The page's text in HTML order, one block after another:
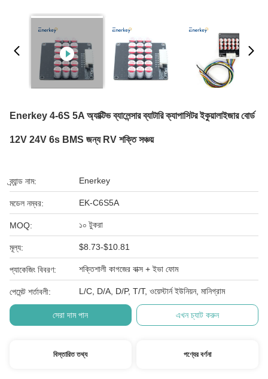
Enerkey 4-6S 5A অ্যাক্টিভ ব্যালেন্সার ব্যাটারি ক্যাপাসিটর ইকুয়ালাইজার বোর্ড
12V 24V 6s BMS জন্য RV শক্তি সঞ্চয়
ব্র্যান্ড নাম: Enerkey
মডেল নম্বর: EK-C6S5A
MOQ: ১০ টুকরা
মূল্য: $8.73-$10.81
প্যাকেজিং বিবরণ: শক্তিশালী কাগজের বাক্স + ইভা ফোম
পেমেন্ট শর্তাবলী: L/C, D/A, D/P, T/T, ওয়েস্টার্ন ইউনিয়ন, মানিগ্রাম
সেরা দাম পান এখন চ্যাট করুন
বিস্তারিত তথ্য পণ্যের বর্ণনা